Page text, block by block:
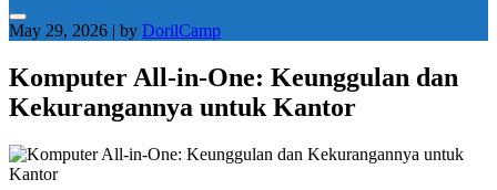
May 29, 2026 | by DorilCamp
Komputer All-in-One: Keunggulan dan
Kekurangannya untuk Kantor